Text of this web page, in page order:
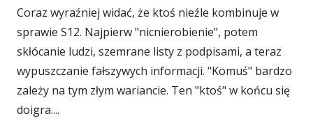
Coraz wyraźniej widać, że ktoś nieźle kombinuje w
sprawie S12. Najpierw "nicnierobienie", potem
skłócanie ludzi, szemrane listy z podpisami, a teraz
wypuszczanie fałszywych informacji. "Komuś" bardzo
zależy na tym złym wariancie. Ten "ktoś" w końcu się
doigra....